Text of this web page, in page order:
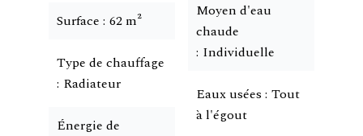
Surface 62 m²
Type de chauffage
Radiateur
Énergie de
Moyen d'eau
chaude
Individuelle
Eaux usées Tout
à l'égout